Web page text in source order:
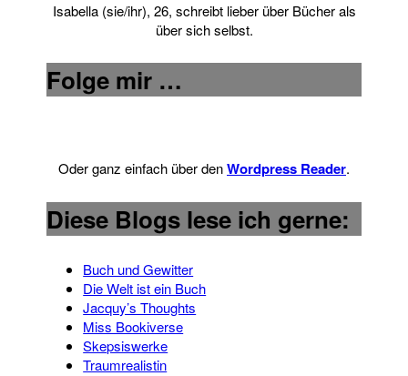
Isabella (sie/ihr), 26, schreibt lieber über Bücher als
über sich selbst.
Folge mir …
Oder ganz einfach über denWordpress Reader.
Diese Blogs lese ich gerne:
Buch und Gewitter
Die Welt ist ein Buch
Jacquy’s Thoughts
Miss Bookiverse
Skepsiswerke
Traumrealistin